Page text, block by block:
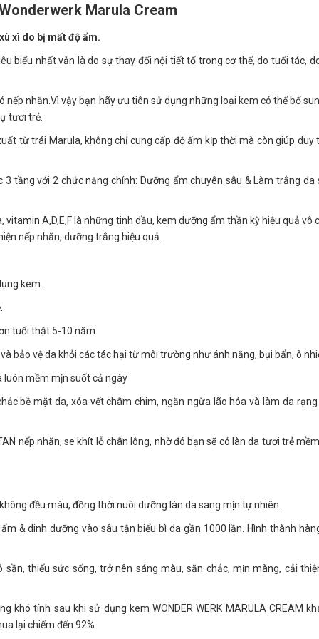
Marula Cream
xì do bị mất độ ẩm.
biểu nhất vẫn là do sự thay đổi nội tiết tố trong cơ thể, do tuổi tác,
nếp nhăn.Vì vậy bạn hãy ưu tiên sử dụng những loại kem có thể bổ
tươi trẻ.
từ trái Marula, không chỉ cung cấp độ ẩm kịp thời mà còn giúp duy
tầng với 2 chức năng chính: Dưỡng ẩm chuyên sâu & Làm trắng da
A,D,E,F là những tinh dầu, kem dưỡng ẩm thần kỳ hiệu quả vô
nếp nhăn, dưỡng trắng hiệu quả.
kem.
tuổi thật 5-10 năm.
bảo vệ da khỏi các tác hại từ môi trường như ánh nắng, bụi bẩn, ô
mềm mịn suốt cả ngày
bề mặt da, xóa vết châm chim, ngăn ngừa lão hóa và làm da
nếp nhăn, se khít lỗ chân lông, nhờ đó bạn sẽ có làn da tươi trẻ
đều màu, đồng thời nuôi dưỡng làn da sang mịn tự nhiên.
& dinh dưỡng vào sâu tận biểu bì da gần 1000 lần. Hình thành
thiếu sức sống, trở nên sáng màu, săn chắc, mịn màng, cải
khó tính sau khi sử dụng kem WONDER WERK MARULA CREAM
lại chiếm đến 92%